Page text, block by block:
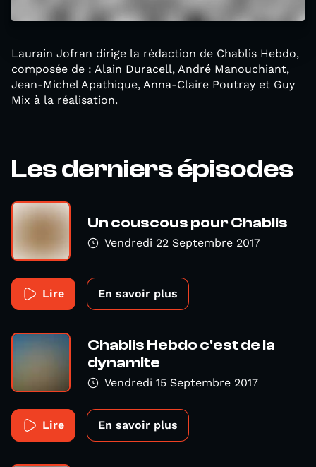
Laurain Jofran dirige la rédaction de Chablis Hebdo,
composée de : Alain Duracell, André Manouchiant,
Jean-Michel Apathique, Anna-Claire Poutray et Guy
Mix à la réalisation.
Les derniers épisodes
Un couscous pour Chablis
Vendredi 22 Septembre 2017
Lire En savoir plus
Chablis Hebdo c'est de la
dynamite
Vendredi 15 Septembre 2017
Lire En savoir plus